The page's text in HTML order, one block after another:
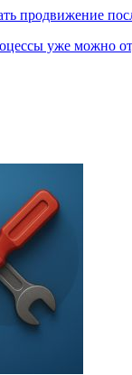
продвижение
уже можно